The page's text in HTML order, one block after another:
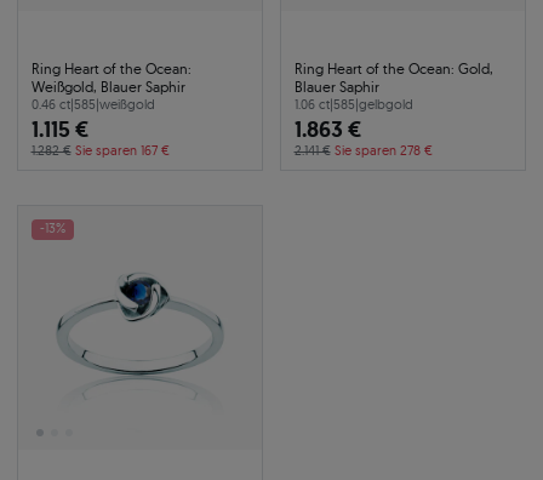
Ring Heart of the Ocean:
Weißgold, Blauer Saphir
0.46 ct|585|weißgold
1.115 €
1.282 € Sie sparen 167 €
Ring Heart of the Ocean: Gold,
Blauer Saphir
1.06 ct|585|gelbgold
1.863 €
2.141 € Sie sparen 278 €
-13%